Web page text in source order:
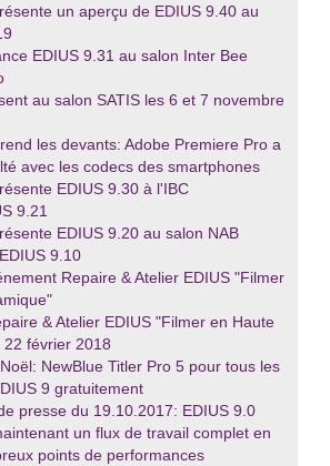
un aperçu de EDIUS 9.40 au
EDIUS 9.31 au salon Inter Bee
au salon SATIS les 6 et 7 novembre
les devants: Adobe Premiere Pro a
avec les codecs des smartphones
EDIUS 9.30 à l'IBC
9.21
EDIUS 9.20 au salon NAB
9.10
Repaire & Atelier EDIUS "Filmer
& Atelier EDIUS "Filmer en Haute
22 février 2018
NewBlue Titler Pro 5 pour tous les
9 gratuitement
presse du 19.10.2017: EDIUS 9.0
un flux de travail complet en
points de performances